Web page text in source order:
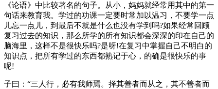
《论语》中比较著名的句子。从小，妈妈就经常用其中的第一
句话来教育我。学过的功课一定要时常加以温习，不要学一点
儿忘一点儿，到最后不就是什么也没有学到吗?如果经常回顾
复习过去的知识，那么所学的所有知识都会深深的印在自己的
脑海里，这样不是很快乐吗?是呀!在复习中掌握自己不明白的
知识点，把所有学过的东西都熟记于心，的确是很快乐的事
呢!
子曰：“三人行，必有我师焉。择其善者而从之，其不善者而